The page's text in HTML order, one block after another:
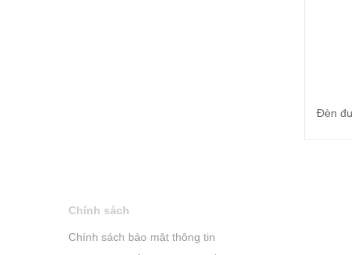
Đèn
Chính sách
Chính sách bảo mật thông tin